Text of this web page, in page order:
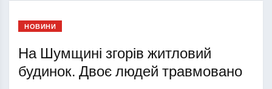
НОВИНИ
На Шумщині згорів житловий
будинок. Двоє людей травмовано